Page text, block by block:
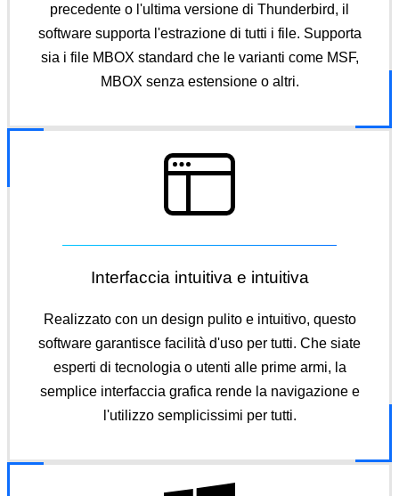
precedente o l'ultima versione di Thunderbird, il
software supporta l'estrazione di tutti i file. Supporta
sia i file MBOX standard che le varianti come MSF,
MBOX senza estensione o altri.
Interfaccia intuitiva e intuitiva
Realizzato con un design pulito e intuitivo, questo
software garantisce facilità d'uso per tutti. Che siate
esperti di tecnologia o utenti alle prime armi, la
semplice interfaccia grafica rende la navigazione e
l'utilizzo semplicissimi per tutti.